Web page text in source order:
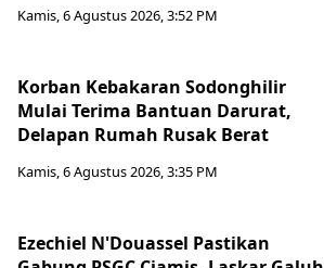
Kamis, 6 Agustus 2026, 3:52 PM
Korban Kebakaran Sodonghilir
Mulai Terima Bantuan Darurat,
Delapan Rumah Rusak Berat
Kamis, 6 Agustus 2026, 3:35 PM
Ezechiel N'Douassel Pastikan